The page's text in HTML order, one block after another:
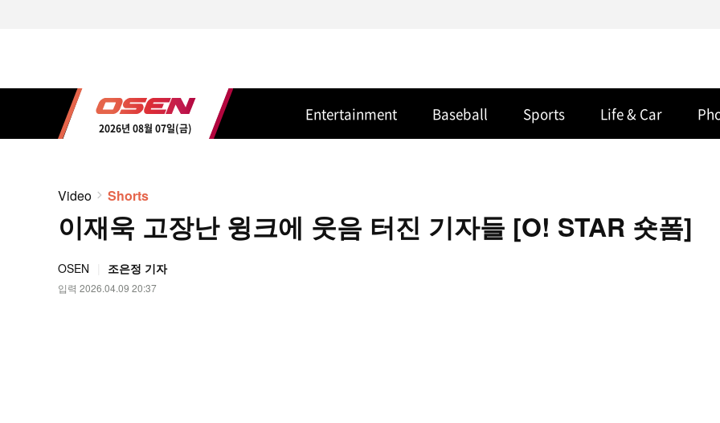
2026년 08월 07일(금)
Entertainment Baseball Sports Life & Car
Video Shorts
이재욱 고장난 윙크에 웃음 터진 기자들 [O! STAR 숏폼]
OSEN 조은정 기자
입력 2026.04.09 20:37